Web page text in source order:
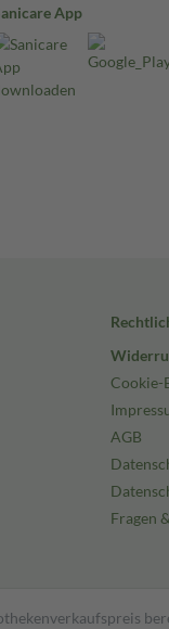
App
Cookie-
AGB
Fragen